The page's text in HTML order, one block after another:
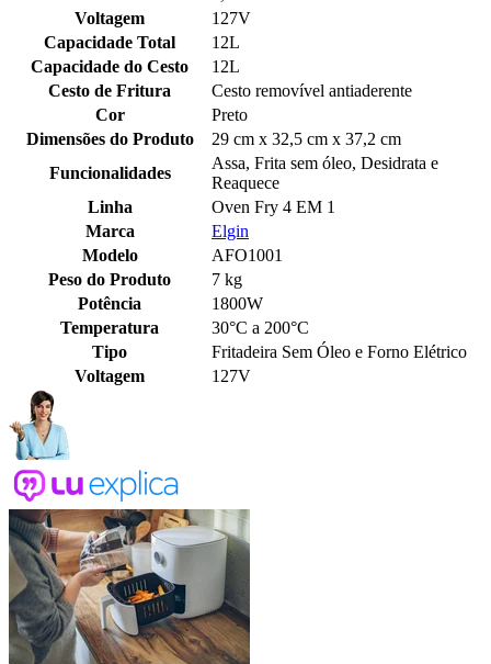
Voltagem
127V
Capacidade Total
12L
Capacidade do Cesto
12L
Cesto de Fritura
Cesto removível antiaderente
Cor
Preto
Dimensões do Produto
29 cm x 32,5 cm x 37,2 cm
Funcionalidades
Assa, Frita sem óleo, Desidrata e
Reaquece
Linha
Oven Fry 4 EM 1
Marca
Elgin
Modelo
AFO1001
Peso do Produto
7 kg
Potência
1800W
Temperatura
30°C a 200°C
Tipo
Fritadeira Sem Óleo e Forno Elétrico
Voltagem
127V